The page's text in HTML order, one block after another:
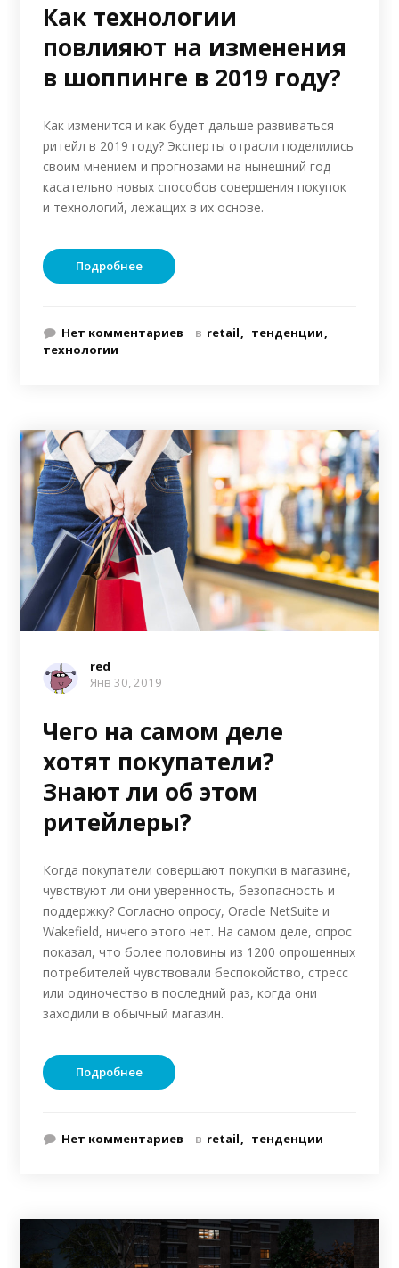
Как технологии
повлияют на изменения
в шоппинге в 2019 году?
Как изменится и как будет дальше развиваться
ритейл в 2019 году? Эксперты отрасли поделились
своим мнением и прогнозами на нынешний год
касательно новых способов совершения покупок
и технологий, лежащих в их основе.
Подробнее
Нет комментариев в retail
тенденции
технологии
red
Янв 30, 2019
Чего на самом деле
хотят покупатели?
Знают ли об этом
ритейлеры?
Когда покупатели совершают покупки в магазине,
чувствуют ли они уверенность, безопасность и
поддержку? Согласно опросу, Oracle NetSuite и
Wakefield, ничего этого нет. На самом деле, опрос
показал, что более половины из 1200 опрошенных
потребителей чувствовали беспокойство, стресс
или одиночество в последний раз, когда они
заходили в обычный магазин.
Подробнее
Нет комментариев в retail тенденции